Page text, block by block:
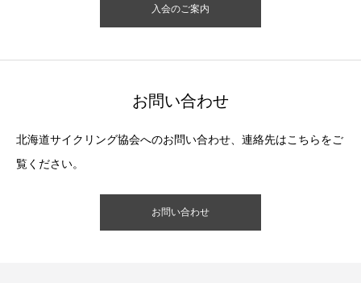
入会のご案内
お問い合わせ
北海道サイクリング協会へのお問い合わせ、連絡先はこちらをご
覧ください。
お問い合わせ